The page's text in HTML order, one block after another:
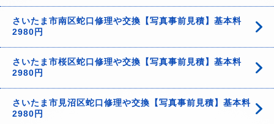
さいたま市南区蛇口修理や交換【写真事前見積】基本料
2980円
さいたま市桜区蛇口修理や交換【写真事前見積】基本料
2980円
さいたま市見沼区蛇口修理や交換【写真事前見積】基本料
2980円